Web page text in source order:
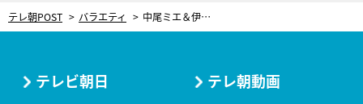
テレ朝POST バラエティ 中尾ミエ＆伊東ゆかり、仕事の原動力は“借金”!?『徹子の部屋』2024年上半期傑作選
テレビ朝日 テレ朝動画